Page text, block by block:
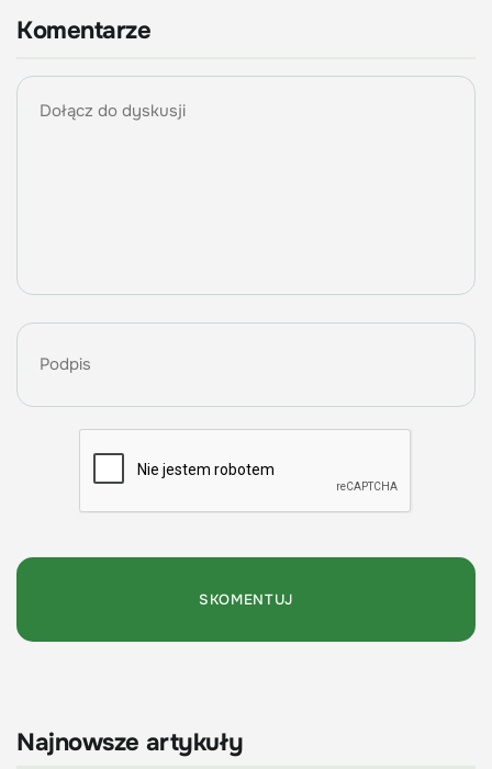
Komentarze
Najnowsze artykuły